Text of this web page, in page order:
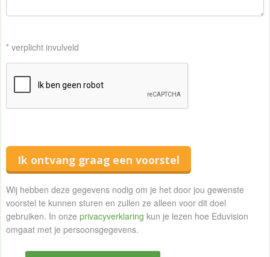
* verplicht invulveld
Ik ontvang graag een voorstel
Wij hebben deze gegevens nodig om je het door jou gewenste
voorstel te kunnen sturen en zullen ze alleen voor dit doel
gebruiken. In onze privacyverklaring kun je lezen hoe Eduvision
omgaat met je persoonsgegevens.